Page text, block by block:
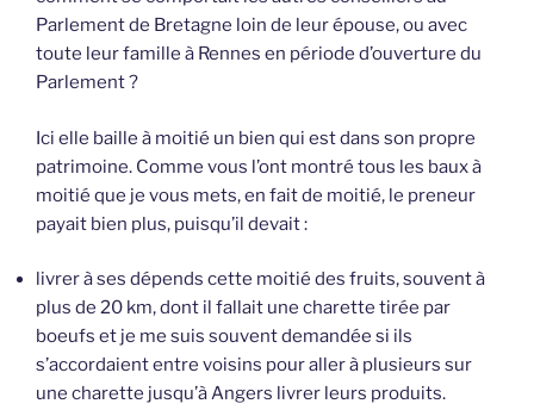
Parlement de Bretagne loin de leur épouse, ou avec
toute leur famille à Rennes en période d’ouverture du
Parlement ?
Ici elle baille à moitié un bien qui est dans son propre
patrimoine. Comme vous l’ont montré tous les baux à
moitié que je vous mets, en fait de moitié, le preneur
payait bien plus, puisqu’il devait :
livrer à ses dépends cette moitié des fruits, souvent à
plus de 20 km, dont il fallait une charette tirée par
boeufs et je me suis souvent demandée si ils
s’accordaient entre voisins pour aller à plusieurs sur
une charette jusqu’à Angers livrer leurs produits.